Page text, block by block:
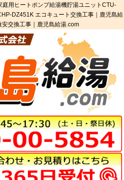
用ヒートポンプ給湯機貯湯ユニットCTU-
DZ451K エコキュート交換工事｜鹿児島給
交換工事｜鹿児島給湯.com